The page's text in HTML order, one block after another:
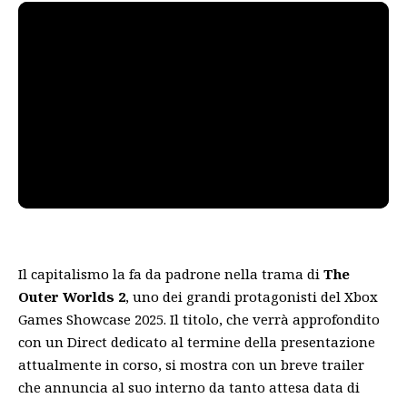
Il capitalismo la fa da padrone nella trama di The
Outer Worlds 2, uno dei grandi protagonisti del Xbox
Games Showcase 2025. Il titolo, che verrà approfondito
con un Direct dedicato al termine della presentazione
attualmente in corso, si mostra con un breve trailer
che annuncia al suo interno da tanto attesa data di